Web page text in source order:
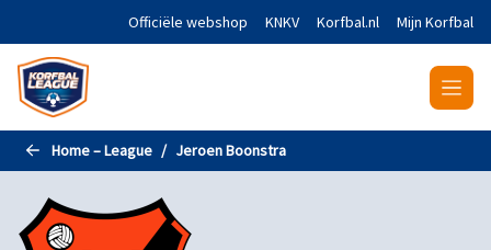
Naar de hoofdinhoud gaanOfficiële webshop KNKV Korfbal.nl Mijn Korfbal
Home – League Jeroen Boonstra